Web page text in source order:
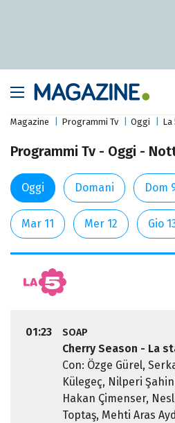
Magazine Programmi Tv Oggi La
Programmi Tv - Oggi -
Oggi Domani Dom
Mar 11 Mer 12 Gio
01:23 SOAP
Cherry Season - La
Con: Özge Gürel,
Külegeç, Nilperi
Hakan Çimenser,
Toptaş, Mehti Aras